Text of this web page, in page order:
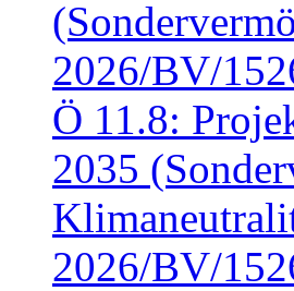
2026/BV/
Ö 11.8:
2035
2026/BV/